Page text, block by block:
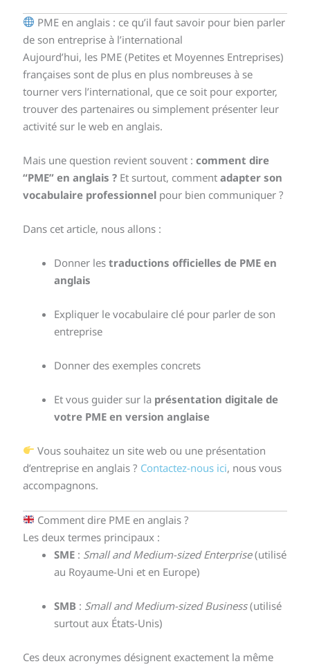
PME en anglais : ce qu’il faut savoir pour bien parler
de son entreprise à l’international
Aujourd’hui, les PME (Petites et Moyennes Entreprises)
françaises sont de plus en plus nombreuses à se
tourner vers l’international, que ce soit pour exporter,
trouver des partenaires ou simplement présenter leur
activité sur le web en anglais.
Mais une question revient souvent :comment dire
“PME” en anglais ? Et surtout, commentadapter son
vocabulaire professionnel pour bien communiquer ?
Dans cet article, nous allons :
Donner lestraductions officielles de PME en
anglais
Expliquer le vocabulaire clé pour parler de son
entreprise
Donner des exemples concrets
Et vous guider sur la présentation digitale de
votre PME en version anglaise
Vous souhaitez un site web ou une présentation
d’entreprise en anglais ? Contactez-nous ici, nous vous
accompagnons.
Comment dire PME en anglais ?
Les deux termes principaux :
SME : Small and Medium-sized Enterprise(utilisé
au Royaume-Uni et en Europe)
SMB : Small and Medium-sized Business(utilisé
surtout aux États-Unis)
Ces deux acronymes désignent exactement la même